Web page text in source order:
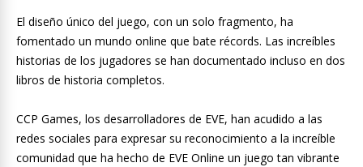
El diseño único del juego, con un solo fragmento, ha
fomentado un mundo online que bate récords. Las increíbles
historias de los jugadores se han documentado incluso en dos
libros de historia completos.
CCP Games, los desarrolladores de EVE, han acudido a las
redes sociales para expresar su reconocimiento a la increíble
comunidad que ha hecho de EVE Online un juego tan vibrante